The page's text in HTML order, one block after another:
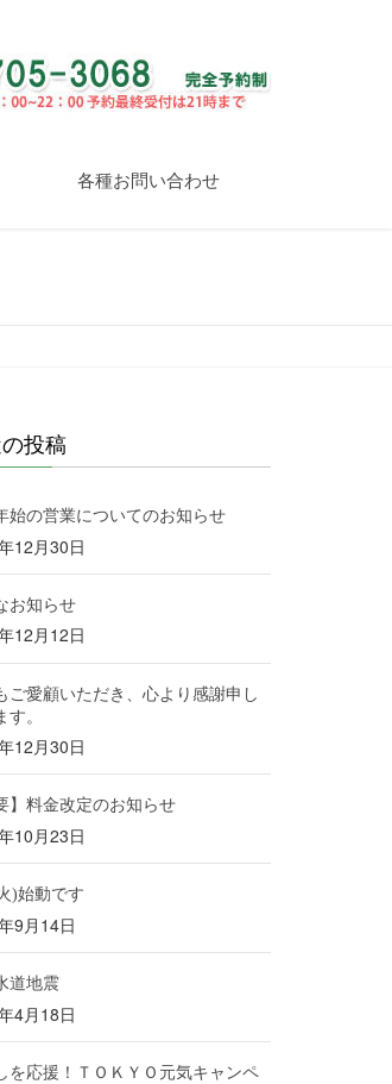
各種お問い合わせ
投稿
始の営業についてのお知らせ
12月30日
お知らせ
12月12日
ご愛顧いただき、心より感謝申し
す。
12月30日
】料金改定のお知らせ
10月23日
)始動です
9月14日
道地震
4月18日
を応援！ＴＯＫＹＯ元気キャンペ